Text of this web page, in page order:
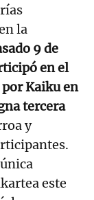
la
9 de
en el
Kaiku en
tercera
y
este